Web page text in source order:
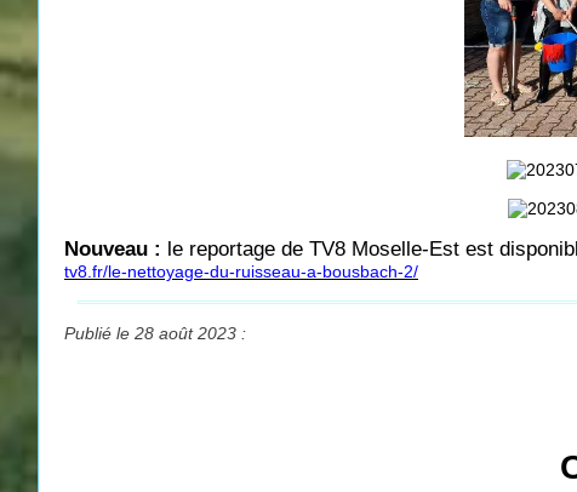
Nouveau : le reportage de TV8 Moselle-Est est
tv8.fr/le-nettoyage-du-ruisseau-a-bousbach-2/
Publié le 28 août 2023 :